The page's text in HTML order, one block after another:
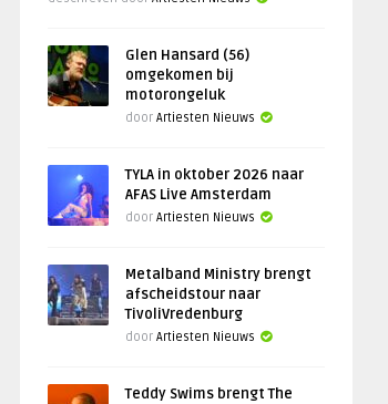
Glen Hansard (56)
omgekomen bij
motorongeluk
door Artiesten Nieuws
TYLA in oktober 2026 naar
AFAS Live Amsterdam
door Artiesten Nieuws
Metalband Ministry brengt
afscheidstour naar
TivoliVredenburg
door Artiesten Nieuws
Teddy Swims brengt The